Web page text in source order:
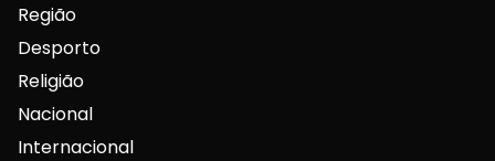
Região
Desporto
Religião
Nacional
Internacional